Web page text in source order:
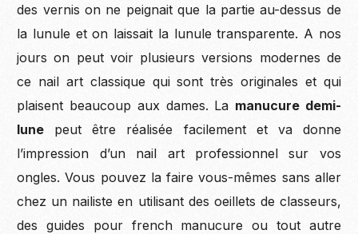
des vernis on ne peignait que la partie au-dessus de
la lunule et on laissait la lunule transparente. A nos
jours on peut voir plusieurs versions modernes de
ce nail art classique qui sont très originales et qui
plaisent beaucoup aux dames. La manucure demi-
lune peut être réalisée facilement et va donne
l’impression d’un nail art professionnel sur vos
ongles. Vous pouvez la faire vous-mêmes sans aller
chez un nailiste en utilisant des oeillets de classeurs,
des guides pour french manucure ou tout autre